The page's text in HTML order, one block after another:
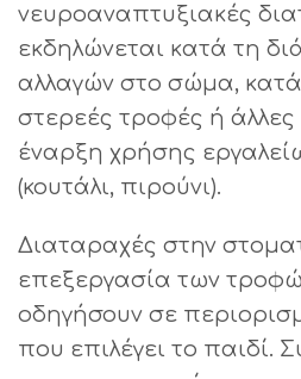
νευροαναπτυξιακές
εκδηλώνεται κατά τη
αλλαγών στο σώμα,
στερεές τροφές ή άλλες
έναρξη χρήσης
(κουτάλι, πιρούνι).
Διαταραχές στην
επεξεργασία των
οδηγήσουν σε
που επιλέγει το παιδί.